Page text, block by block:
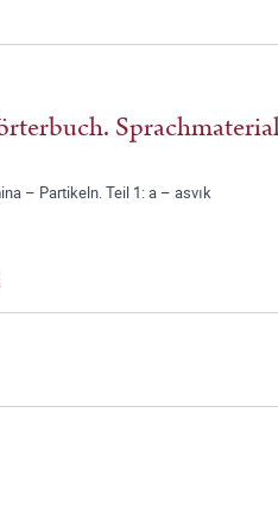
– Partikeln. Teil 1: a – asvık